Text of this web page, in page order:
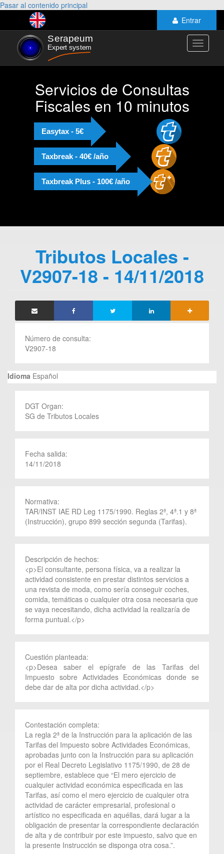
Pasar al contenido principal
Entrar
Toggle
Servicios de Consultas
Fiscales en 10 minutos
Easytax - 5€
Taxbreak - 40€ /año
Taxbreak Plus - 100€ /año
Tributos Locales -
V2907-18 - 14/11/2018
Número de consulta:
V2907-18
Idioma Español
DGT Organ:
SG de Tributos Locales
Fecha salida:
14/11/2018
Normativa:
TAR/INST IAE RD Leg 1175/1990. Reglas 2ª, 4ª.1 y 8ª
(Instrucción), grupo 899 sección segunda (Tarifas).
Descripción de hechos:
<p>El consultante, persona física, va a realizar la
actividad consistente en prestar distintos servicios a
una revista de moda, como sería conseguir coches,
comida, temáticas o cualquier otra cosa necesaria que
se vaya necesitando, dicha actividad la realizaría de
forma puntual.</p>
Cuestión planteada:
<p>Desea saber el epígrafe de las Tarifas del
Impuesto sobre Actividades Económicas donde se
debe dar de alta por dicha actividad.</p>
Contestación completa:
La regla 2ª de la Instrucción para la aplicación de las
Tarifas del Impuesto sobre Actividades Económicas,
aprobadas junto con la Instrucción para su aplicación
por el Real Decreto Legislativo 1175/1990, de 28 de
septiembre, establece que “El mero ejercicio de
cualquier actividad económica especificada en las
Tarifas, así como el mero ejercicio de cualquier otra
actividad de carácter empresarial, profesional o
artístico no especificada en aquéllas, dará lugar a la
obligación de presentar la correspondiente declaración
de alta y de contribuir por este impuesto, salvo que en
la presente Instrucción se disponga otra cosa.”.